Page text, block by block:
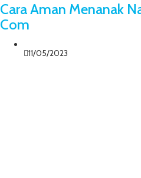
Cara Aman Menanak
Com
11/05/2023